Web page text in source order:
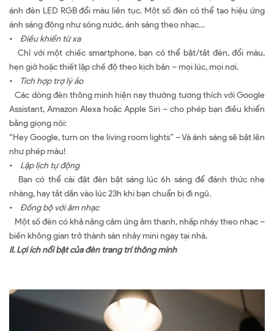
ánh đèn LED RGB đổi màu liên tục. Một số đèn có thể tạo hiệu ứng
ánh sáng động như sóng nước, ánh sáng theo nhạc…
•
Điều khiển từ xa
Chỉ với một chiếc smartphone, bạn có thể bật/tắt đèn, đổi màu,
hẹn giờ hoặc thiết lập chế độ theo kịch bản – mọi lúc, mọi nơi.
•
Tích hợp trợ lý ảo
Các dòng đèn thông minh hiện nay thường tương thích với Google
Assistant, Amazon Alexa hoặc Apple Siri – cho phép bạn điều khiển
bằng giọng nói:
“Hey Google, turn on the living room lights” – Và ánh sáng sẽ bật lên
như phép màu!
•
Lập lịch tự động
Bạn có thể cài đặt đèn bật sáng lúc 6h sáng để đánh thức nhẹ
nhàng, hay tắt dần vào lúc 23h khi bạn chuẩn bị đi ngủ.
• Đồng bộ với âm nhạc
Một số đèn có khả năng cảm ứng âm thanh, nhấp nháy theo nhạc –
biến không gian trở thành sàn nhảy mini ngay tại nhà.
II.Lợiích nổi bật của đèn trang trí thông minh